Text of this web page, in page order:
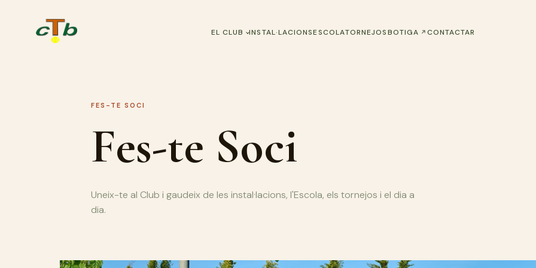
EL CLUB INSTAL·LACIONSESCOLATORNEJOSBOTIGA (S'OBRI EN UNA PESTANYA
CONTACTAR
FES-TE SOCI
Fes-te Soci
Uneix-te al Club i gaudeix de les instal·lacions, l'Escola, els tornejos i el dia a
dia.